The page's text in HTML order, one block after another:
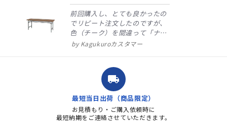
前回購入し、とても良かったの
でリピート注文したのですが、
色（チーク）を間違って「ナチ
ュラル」としてしまいました。
ました。商品到着も早く、品
質・使いやすさで満足していま
す。また、リピートするときは
よろしくお...
Kagukuroカスタマー
local_shipping
最短当日出荷（商品限定）
お見積もり・ご購入依頼時に
最短納期をご連絡させていただきます。